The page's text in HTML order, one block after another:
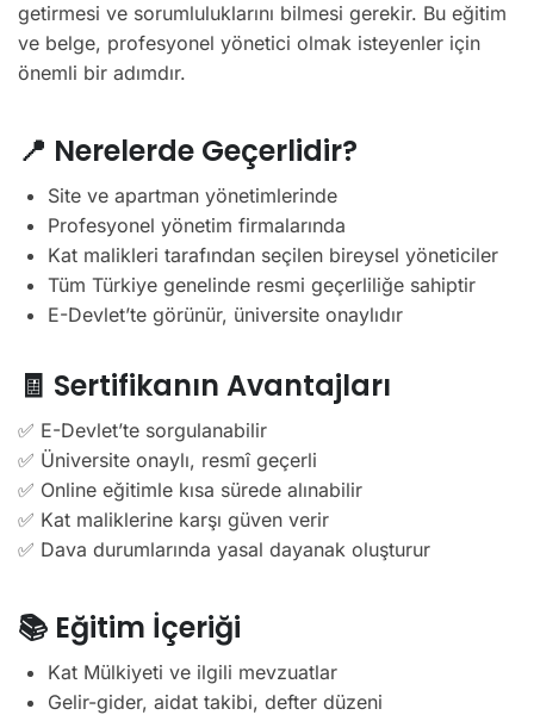
getirmesi ve sorumluluklarını bilmesi gerekir. Bu eğitim
ve belge, profesyonel yönetici olmak isteyenler için
önemli bir adımdır.
📍 Nerelerde Geçerlidir?
Site ve apartman yönetimlerinde
Profesyonel yönetim firmalarında
Kat malikleri tarafından seçilen bireysel yöneticiler
Tüm Türkiye genelinde resmi geçerliliğe sahiptir
E-Devlet’te görünür, üniversite onaylıdır
🧾 Sertifikanın Avantajları
✅ E-Devlet’te sorgulanabilir
✅ Üniversite onaylı, resmî geçerli
✅ Online eğitimle kısa sürede alınabilir
✅ Kat maliklerine karşı güven verir
✅ Dava durumlarında yasal dayanak oluşturur
📚 Eğitim İçeriği
Kat Mülkiyeti ve ilgili mevzuatlar
Gelir-gider, aidat takibi, defter düzeni